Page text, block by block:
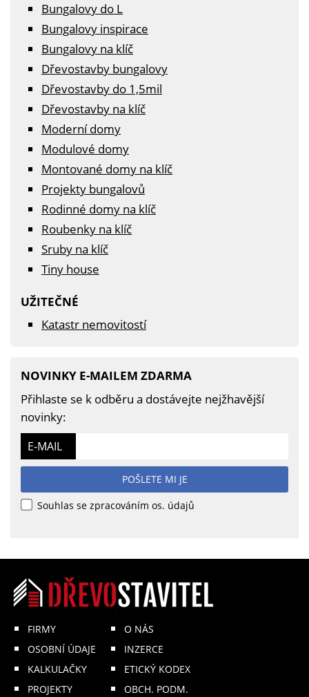
Bungalovy do L
Bungalovy inspirace
Bungalovy na klíč
Dřevostavby bungalovy
Dřevostavby do 1,5mil
Dřevostavby na klíč
Moderní domy
Modulové domy
Montované domy na klíč
Projekty bungalovů
Rodinné domy na klíč
Roubenky na klíč
Sruby na klíč
Tiny house
UŽITEČNÉ
Katastr nemovitostí
NOVINKY E-MAILEM ZDARMA
Přihlaste se k odběru a dostávejte nejžhavější
novinky:
E-MAIL
POŠLETE MI JE
Souhlas se zpracováním os. údajů
FIRMY
OSOBNÍ ÚDAJE
KALKULAČKY
PROJEKTY
O NÁS
INZERCE
ETICKÝ KODEX
OBCH. PODM.